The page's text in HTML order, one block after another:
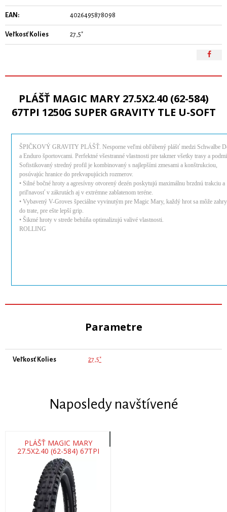
EAN: 4026495878098
Veľkosť Kolies 27,5"
PLÁŠŤ MAGIC MARY 27.5X2.40 (62-584)
67TPI 1250G SUPER GRAVITY TLE U-SOFT
ŠPIČKOVÝ GRAVITY PLÁŠŤ. Nesporne veľmi obľúbený plášť medzi Schwalbe
a Enduro športovcami. Perfektné všestranné vlastnosti pre takmer všetky trasy a
Sofistikovaný stredný profil je kombinovaný s najlepšími zmesami a konštrukciou,
posúvajúc hranice do prekvapujúcich rozmerov.
• Silné bočné hroty a agresívny otvorený dezén poskytujú maximálnu brzdnú trakciu a
priľnavosť v zákrutách aj v extrémne zablatenom teréne.
• Vybavený V-Groves špeciálne vyvinutým pre Magic Mary, každý hrot sa môže
do trate, pre ešte lepší grip.
• Šikmé hroty v strede behúňa optimalizujú valivé vlastnosti.
ROLLING
Parametre
Veľkosť Kolies 27,5"
Naposledy navštívené
PLÁŠŤ MAGIC MARY
27.5X2.40 (62-584) 67TPI
1250G SUPER GRAVITY TLE
U-SOFT